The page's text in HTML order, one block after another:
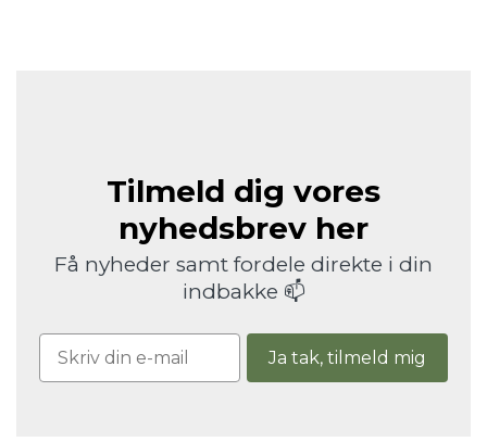
Tilmeld dig vores
nyhedsbrev her
Få nyheder samt fordele direkte i din
indbakke 📫
Ja tak, tilmeld mig